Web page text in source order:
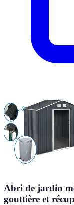
Abri de jardin
gouttière et